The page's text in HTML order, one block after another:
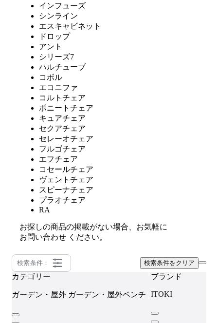
インフューズ
シンライン
エスキャビネット
ドロップ
アント
シリーズ7
ハルチューブ
コボル
エコニファ
コルトチェア
ボニートチェア
キュアチェア
セクアチェア
セレーオチェア
フルゴチェア
エフチェア
コセールチェア
ヴェントチェア
スピーナチェア
プラオチェア
RA
お探しの商品の掲載がない場合、お気軽に
お問い合わせ ください。
検索条件： 検索条件をクリア
カテゴリー
ガーデン・屋外 ガーデン・屋外ベンチ
ブランド
ITOKI